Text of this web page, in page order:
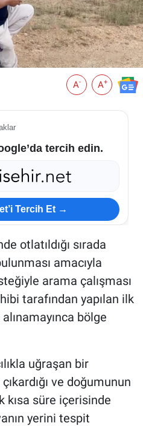
A- A+
tercih edin.
Tercih Et →
otlatıldığı sırada
amacıyla
arama çalışması
tarafından yapılan ilk
bölge
uğraşan bir
ve doğumunun
kısa süre içerisinde
yerini tespit